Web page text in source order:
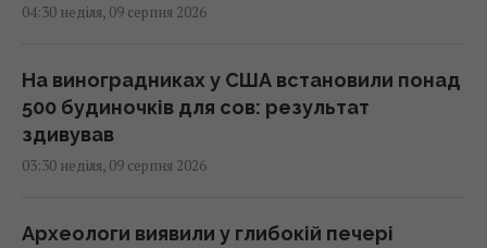
04:30 неділя, 09 серпня 2026
На виноградниках у США встановили понад
500 будиночків для сов: результат
здивував
03:30 неділя, 09 серпня 2026
Археологи виявили у глибокій печері